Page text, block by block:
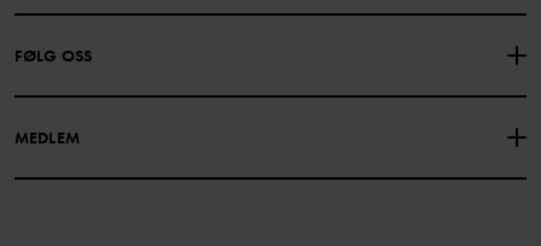
GAVEKORTSALDO KJØPSVILKÅR
PERSONVERNPOLICY
FØLG OSS
MEDLEM